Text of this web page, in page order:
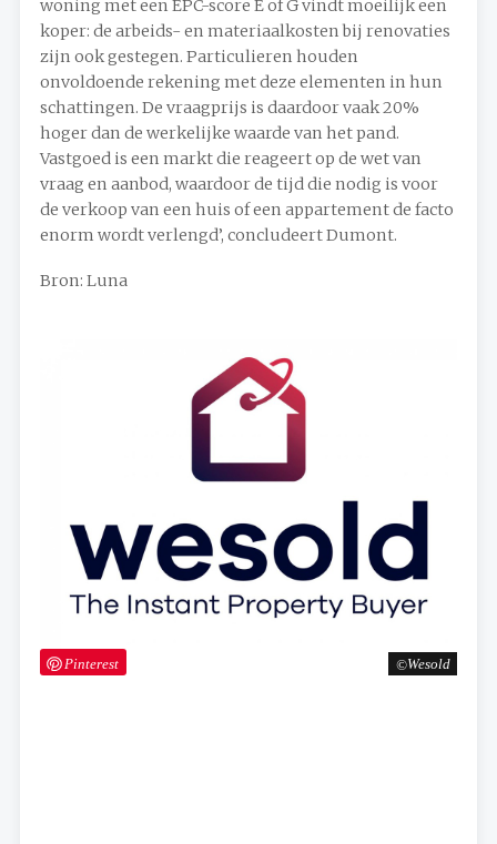
woning met een EPC-score E of G vindt moeilijk een
koper: de arbeids- en materiaalkosten bij renovaties
zijn ook gestegen. Particulieren houden
onvoldoende rekening met deze elementen in hun
schattingen. De vraagprijs is daardoor vaak 20%
hoger dan de werkelijke waarde van het pand.
Vastgoed is een markt die reageert op de wet van
vraag en aanbod, waardoor de tijd die nodig is voor
de verkoop van een huis of een appartement de facto
enorm wordt verlengd’, concludeert Dumont.
Bron: Luna
Wesold
Pinterest